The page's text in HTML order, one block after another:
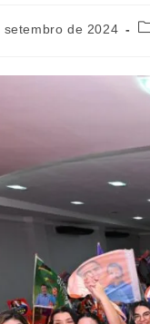
setembro de 2024